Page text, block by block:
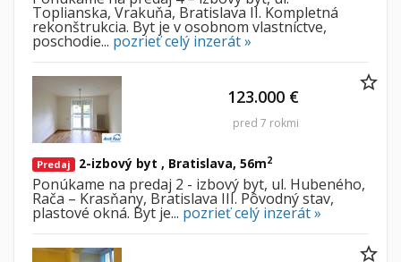
Toplianska, Vrakuňa, Bratislava II. Kompletná
rekonštrukcia. Byt je v osobnom vlastníctve,
poschodie... pozrieť celý inzerát »
Predaj 2-izbový byt , Bratislava, 56m2
Ponúkame na predaj 2 - izbový byt, ul. Hubeného,
Rača – Krasňany, Bratislava III. Pôvodný stav,
plastové okná. Byt je... pozrieť celý inzerát »
123.000 €
pred 7 rokmi